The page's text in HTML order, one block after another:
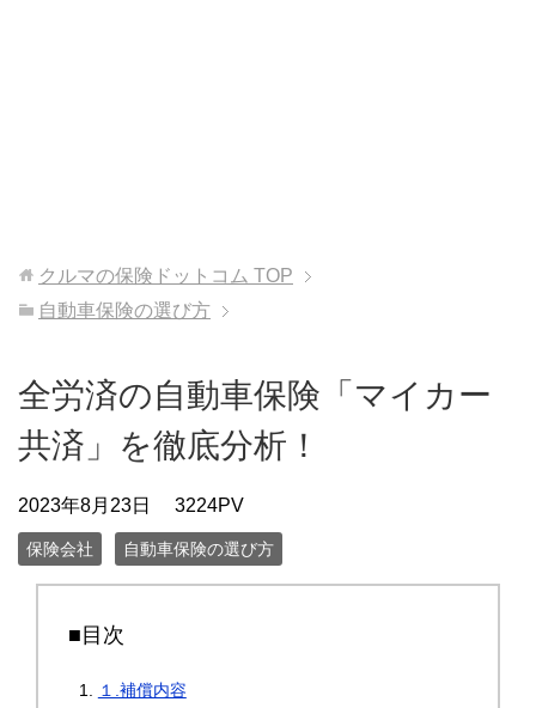
クルマの保険ドットコム TOP
自動車保険の選び方
全労済の自動車保険「マイカー
共済」を徹底分析！
2023年8月23日 3224PV
保険会社 自動車保険の選び方
■目次
１.補償内容